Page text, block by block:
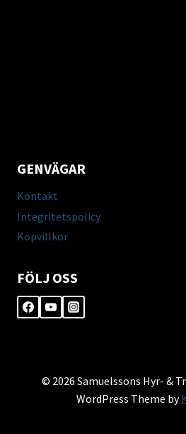
GENVÄGAR
Kontakt
Integritetspolicy
Köpvillkor
FÖLJ OSS
© 2026 Samuelssons Hyr- &
WordPress Theme by